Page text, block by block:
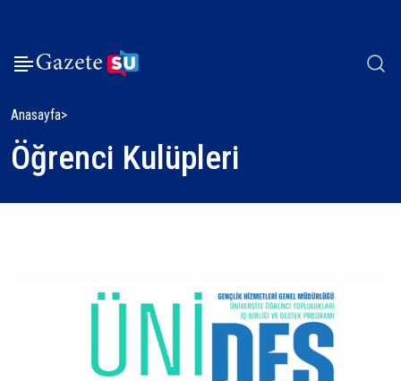
Anasayfa
Öğrenci Kulüpleri